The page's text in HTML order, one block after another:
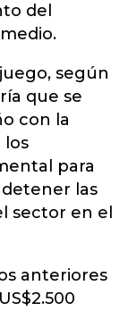
del
según
que se
con la
los
para
las
sector en el
anteriores